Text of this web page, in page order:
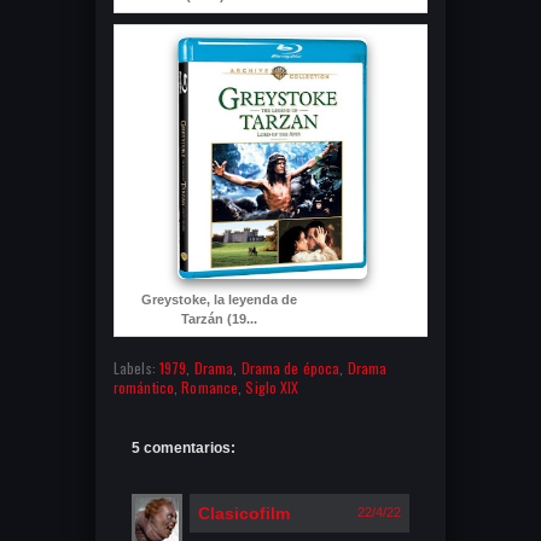
Greystoke, la leyenda de
Tarzán (19...
Labels: 1979 Drama Drama de época Drama
romántico ,Romance ,Siglo XIX
5 comentarios:
Clasicofilm 22/4/22